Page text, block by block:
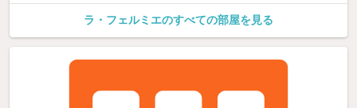
ラ・フェルミエのすべての部屋を見る